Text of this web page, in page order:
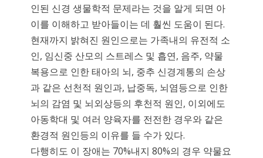
인된 신경 생물학적 문제라는 것을 알게 되면 아
이를 이해하고 받아들이는 데 훨씬 도움이 된다.
현재까지 밝혀진 원인으로는 가족내의 유전적 소
인, 임신중 산모의 스트레스 및 흡연, 음주, 약물
복용으로 인한 태아의 뇌, 중추 신경계통의 손상
과 같은 선천적 원인과, 납중독, 뇌염등으로 인한
뇌의 감염 및 뇌외상등의 후천적 원인, 이외에도
아동학대 및 여러 양육자를 전전한 경우와 같은
환경적 원인등의 이유를 들 수가 있다.
다행히도 이 장애는 70%내지 80%의 경우 약물요